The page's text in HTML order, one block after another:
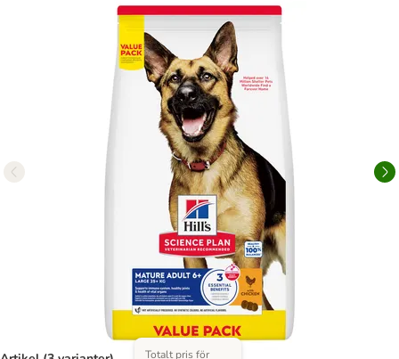
Totalt pris för